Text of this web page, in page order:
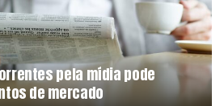
pela mídia pode
de mercado